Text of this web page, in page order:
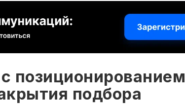
подбора